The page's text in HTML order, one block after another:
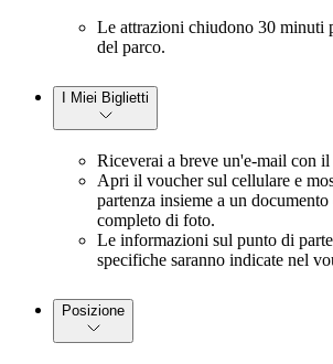
Le attrazioni chiudono 30 minuti
del parco.
I Miei Biglietti
Riceverai a breve un'e-mail con il
Apri il voucher sul cellulare e
partenza insieme a un
completo di foto.
Le informazioni sul punto di
specifiche saranno indicate nel
Posizione